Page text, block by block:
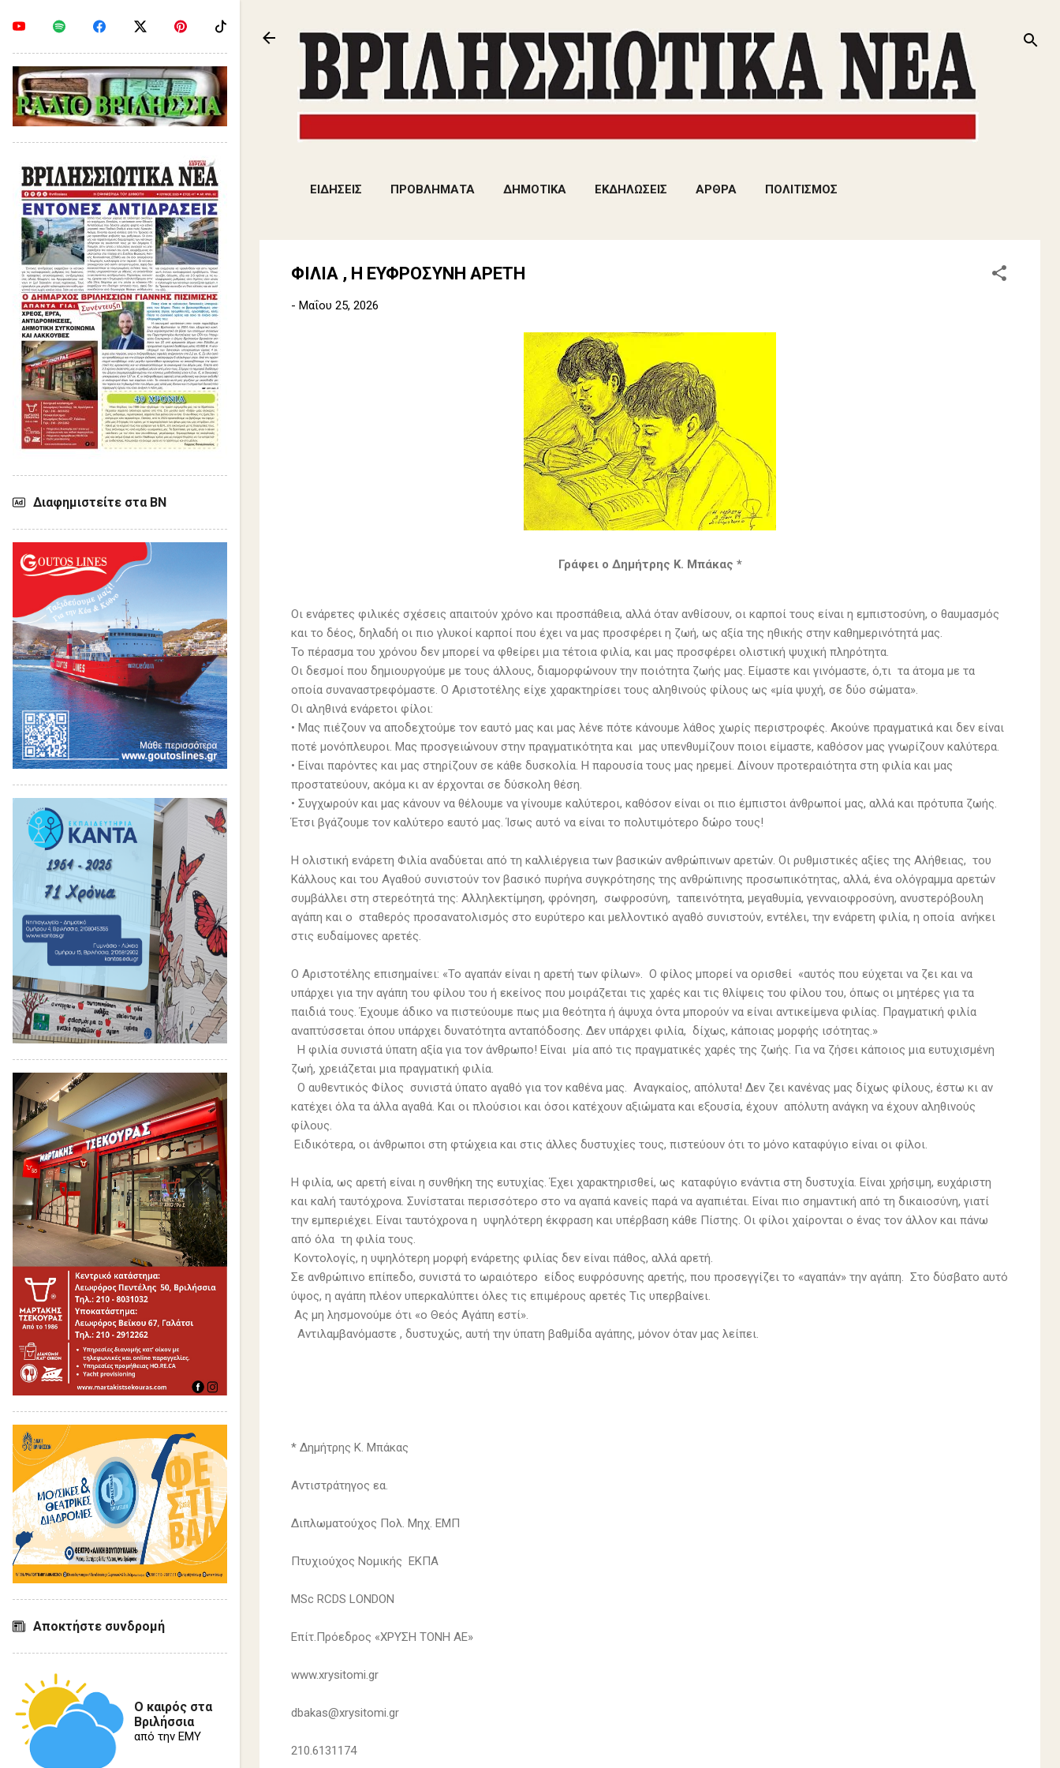
ΕΙΔΗΣΕΙΣ ΠΡΟΒΛΗΜΑΤΑ ΔΗΜΟΤΙΚΑ ΕΚΔΗΛΩΣΕΙΣ ΑΡΘΡΑ ΠΟΛΙΤΙΣΜΟΣ
ΦΙΛΙΑ , Η ΕΥΦΡΟΣΥΝΗ ΑΡΕΤΗ
- Μαΐου 25, 2026
Γράφει ο Δημήτρης Κ. Μπάκας *
Οι ενάρετες φιλικές σχέσεις απαιτούν χρόνο και προσπάθεια, αλλά όταν ανθίσουν, οι καρποί τους είναι η εμπιστοσύνη, ο θαυμασμός
και το δέος, δηλαδή οι πιο γλυκοί καρποί που έχει να μας προσφέρει η ζωή, ως αξία της ηθικής στην καθημερινότητά μας.
Το πέρασμα του χρόνου δεν μπορεί να φθείρει μια τέτοια φιλία, και μας προσφέρει ολιστική ψυχική πληρότητα.
Οι δεσμοί που δημιουργούμε με τους άλλους, διαμορφώνουν την ποιότητα ζωής μας. Είμαστε και γινόμαστε, ό,τι τα άτομα με τα
οποία συναναστρεφόμαστε. Ο Αριστοτέλης είχε χαρακτηρίσει τους αληθινούς φίλους ως «μία ψυχή, σε δύο σώματα».
Οι αληθινά ενάρετοι φίλοι:
• Μας πιέζουν να αποδεχτούμε τον εαυτό μας και μας λένε πότε κάνουμε λάθος χωρίς περιστροφές. Ακούνε πραγματικά και δεν είναι
ποτέ μονόπλευροι. Μας προσγειώνουν στην πραγματικότητα και μας υπενθυμίζουν ποιοι είμαστε, καθόσον μας γνωρίζουν καλύτερα.
• Είναι παρόντες και μας στηρίζουν σε κάθε δυσκολία. Η παρουσία τους μας ηρεμεί. Δίνουν προτεραιότητα στη φιλία και μας
προστατεύουν, ακόμα κι αν έρχονται σε δύσκολη θέση.
• Συγχωρούν και μας κάνουν να θέλουμε να γίνουμε καλύτεροι, καθόσον είναι οι πιο έμπιστοι άνθρωποί μας, αλλά και πρότυπα ζωής.
Έτσι βγάζουμε τον καλύτερο εαυτό μας. Ίσως αυτό να είναι το πολυτιμότερο δώρο τους!
Η ολιστική ενάρετη Φιλία αναδύεται από τη καλλιέργεια των βασικών ανθρώπινων αρετών. Οι ρυθμιστικές αξίες της Αλήθειας, του
Κάλλους και του Αγαθού συνιστούν τον βασικό πυρήνα συγκρότησης της ανθρώπινης προσωπικότητας, αλλά, ένα ολόγραμμα αρετών
συμβάλλει στη στερεότητά της: Αλληλεκτίμηση, φρόνηση, σωφροσύνη, ταπεινότητα, μεγαθυμία, γενναιοφροσύνη, ανυστερόβουλη
αγάπη και ο σταθερός προσανατολισμός στο ευρύτερο και μελλοντικό αγαθό συνιστούν, εντέλει, την ενάρετη φιλία, η οποία ανήκει
στις ευδαίμονες αρετές.
Ο Αριστοτέλης επισημαίνει: «Το αγαπάν είναι η αρετή των φίλων». Ο φίλος μπορεί να ορισθεί «αυτός που εύχεται να ζει και να
υπάρχει για την αγάπη του φίλου του ή εκείνος που μοιράζεται τις χαρές και τις θλίψεις του φίλου του, όπως οι μητέρες για τα
παιδιά τους. Έχουμε άδικο να πιστεύουμε πως μια θεότητα ή άψυχα όντα μπορούν να είναι αντικείμενα φιλίας. Πραγματική φιλία
αναπτύσσεται όπου υπάρχει δυνατότητα ανταπόδοσης. Δεν υπάρχει φιλία, δίχως, κάποιας μορφής ισότητας.»
Η φιλία συνιστά ύπατη αξία για τον άνθρωπο! Είναι μία από τις πραγματικές χαρές της ζωής. Για να ζήσει κάποιος μια ευτυχισμένη
ζωή, χρειάζεται μια πραγματική φιλία.
Ο αυθεντικός Φίλος συνιστά ύπατο αγαθό για τον καθένα μας. Αναγκαίος, απόλυτα! Δεν ζει κανένας μας δίχως φίλους, έστω κι αν
κατέχει όλα τα άλλα αγαθά. Και οι πλούσιοι και όσοι κατέχουν αξιώματα και εξουσία, έχουν απόλυτη ανάγκη να έχουν αληθινούς
φίλους.
Ειδικότερα, οι άνθρωποι στη φτώχεια και στις άλλες δυστυχίες τους, πιστεύουν ότι το μόνο καταφύγιο είναι οι φίλοι.
Η φιλία, ως αρετή είναι η συνθήκη της ευτυχίας. Έχει χαρακτηρισθεί, ως καταφύγιο ενάντια στη δυστυχία. Είναι χρήσιμη, ευχάριστη
και καλή ταυτόχρονα. Συνίσταται περισσότερο στο να αγαπά κανείς παρά να αγαπιέται. Είναι πιο σημαντική από τη δικαιοσύνη, γιατί
την εμπεριέχει. Είναι ταυτόχρονα η υψηλότερη έκφραση και υπέρβαση κάθε Πίστης. Οι φίλοι χαίρονται ο ένας τον άλλον και πάνω
από όλα τη φιλία τους.
Κοντολογίς, η υψηλότερη μορφή ενάρετης φιλίας δεν είναι πάθος, αλλά αρετή.
Σε ανθρώπινο επίπεδο, συνιστά το ωραιότερο είδος ευφρόσυνης αρετής, που προσεγγίζει το «αγαπάν» την αγάπη. Στο δύσβατο αυτό
ύψος, η αγάπη πλέον υπερκαλύπτει όλες τις επιμέρους αρετές Τις υπερβαίνει.
Ας μη λησμονούμε ότι «ο Θεός Αγάπη εστί».
Αντιλαμβανόμαστε , δυστυχώς, αυτή την ύπατη βαθμίδα αγάπης, μόνον όταν μας λείπει.
* Δημήτρης Κ. Μπάκας
Αντιστράτηγος εα.
Διπλωματούχος Πολ. Μηχ. ΕΜΠ
Πτυχιούχος Νομικής ΕΚΠΑ
MSc RCDS LONDON
Επίτ.Πρόεδρος «ΧΡΥΣΗ ΤΟΝΗ ΑΕ»
www.xrysitomi.gr
dbakas@xrysitomi.gr
210.6131174
Διαφημιστείτε στα ΒΝ
Αποκτήστε συνδρομή
Ο καιρός στα
Βριλήσσια
από την ΕΜΥ